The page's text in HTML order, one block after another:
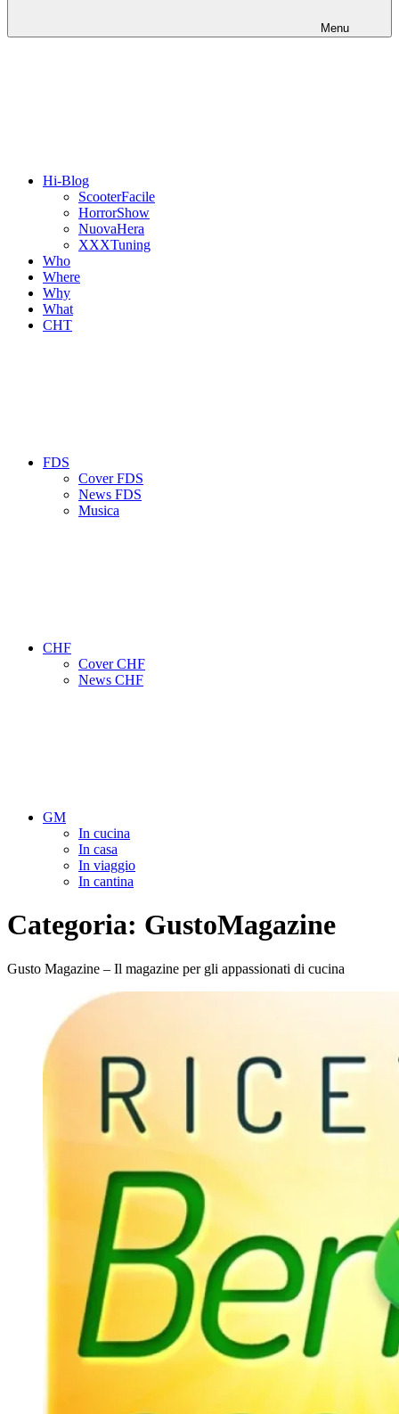
Menu
Hi-Blog
ScooterFacile
HorrorShow
NuovaHera
XXXTuning
Who
Where
Why
What
CHT
FDS
Cover FDS
News FDS
Musica
CHF
Cover CHF
News CHF
GM
In cucina
In casa
In viaggio
In cantina
Categoria: GustoMagazine
Gusto Magazine – Il magazine per gli appassionati di cucina